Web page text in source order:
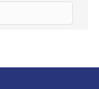
online bestellen. Es